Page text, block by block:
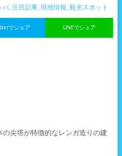
パ, 注目記事, 現地情報, 観光スポット
LINEでシェア
でシェア
の尖塔が特徴的なレンガ造りの建